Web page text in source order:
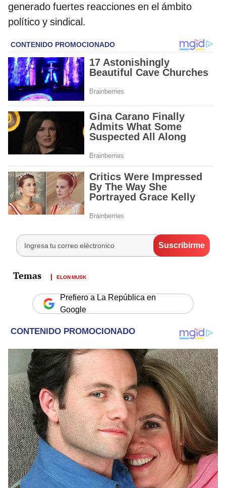
generado fuertes reacciones en el ámbito
político y sindical.
ELON MUSK
Prefiero a La República en
Google